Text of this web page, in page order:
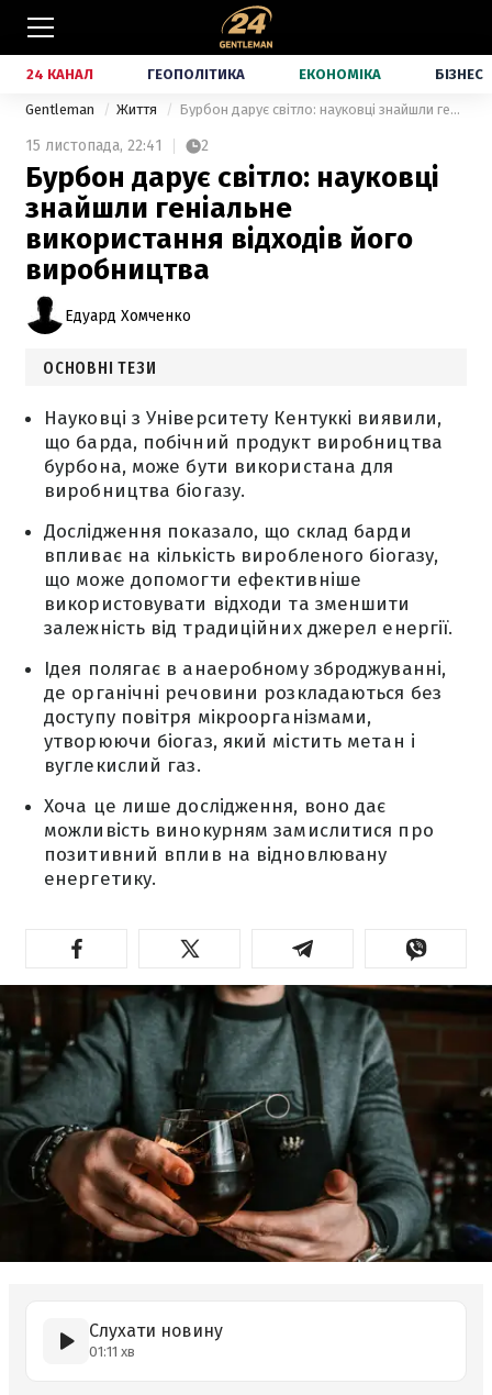
24 КАНАЛ ГЕОПОЛІТИКА ЕКОНОМІКА БІЗНЕС
Gentleman Життя Бурбон дарує світло: науковці знайшли геніальне використання відходів його виробництва
15 листопада, 22:41 2
Бурбон дарує світло: науковці
знайшли геніальне
використання відходів його
виробництва
Едуард Хомченко
ОСНОВНІ ТЕЗИ
Науковці з Університету Кентуккі виявили,
що барда, побічний продукт виробництва
бурбона, може бути використана для
виробництва біогазу.
Дослідження показало, що склад барди
впливає на кількість виробленого біогазу,
що може допомогти ефективніше
використовувати відходи та зменшити
залежність від традиційних джерел енергії.
Ідея полягає в анаеробному зброджуванні,
де органічні речовини розкладаються без
доступу повітря мікроорганізмами,
утворюючи біогаз, який містить метан і
вуглекислий газ.
Хоча це лише дослідження, воно дає
можливість винокурням замислитися про
позитивний вплив на відновлювану
енергетику.
Слухати новину
01:11 хв